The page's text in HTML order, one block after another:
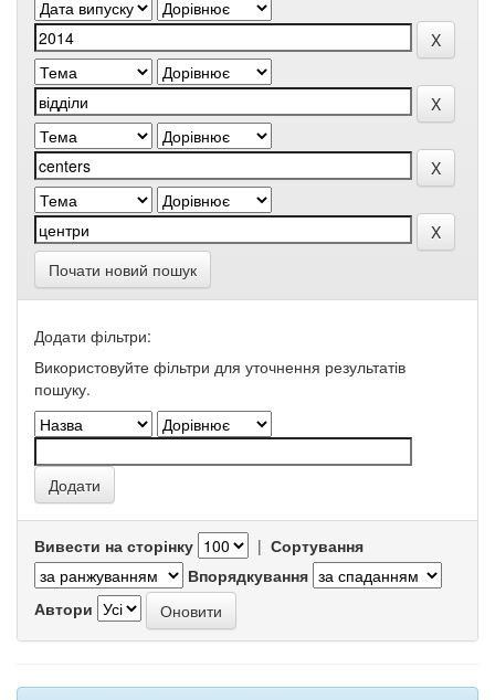
Почати новий пошук
Додати фільтри:
Використовуйте фільтри для уточнення результатів
пошуку.
Вивести на сторінку | Сортування
Впорядкування
Автори